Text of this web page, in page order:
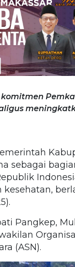
sebagai
kesehatan,
Pangkep,
(ASN).